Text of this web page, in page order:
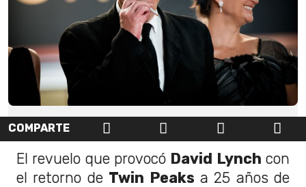
COMPARTE
El revuelo que provocó David Lynch con
el retorno de Twin Peaks a 25 años de